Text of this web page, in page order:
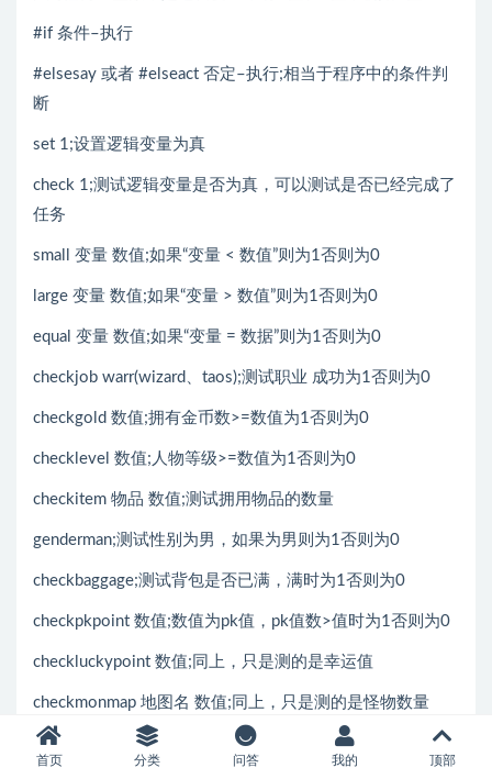
#if 条件–执行
#elsesay 或者 #elseact 否定–执行;相当于程序中的条件判
断
set 1;设置逻辑变量为真
check 1;测试逻辑变量是否为真，可以测试是否已经完成了
任务
small 变量 数值;如果“变量 < 数值”则为1否则为0
large 变量 数值;如果“变量 > 数值”则为1否则为0
equal 变量 数值;如果“变量 = 数据”则为1否则为0
checkjob warr(wizard、taos);测试职业 成功为1否则为0
checkgold 数值;拥有金币数>=数值为1否则为0
checklevel 数值;人物等级>=数值为1否则为0
checkitem 物品 数值;测试拥用物品的数量
genderman;测试性别为男，如果为男则为1否则为0
checkbaggage;测试背包是否已满，满时为1否则为0
checkpkpoint 数值;数值为pk值，pk值数>值时为1否则为0
checkluckypoint 数值;同上，只是测的是幸运值
checkmonmap 地图名 数值;同上，只是测的是怪物数量
checkduraeva 物品名 数值;同上，只是测试有品质的物品的
品质
首页 分类 问答 我的 顶部